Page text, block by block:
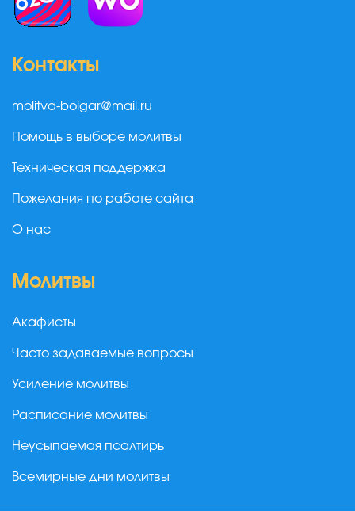
Контакты
molitva-bolgar@mail.ru
Помощь в выборе молитвы
Техническая поддержка
Пожелания по работе сайта
О нас
Молитвы
Акафисты
Часто задаваемые вопросы
Усиление молитвы
Расписание молитвы
Неусыпаемая псалтирь
Всемирные дни молитвы